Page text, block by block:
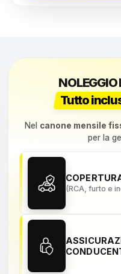
Tutto
Nel canone mensile
per la
(RCA, furto e